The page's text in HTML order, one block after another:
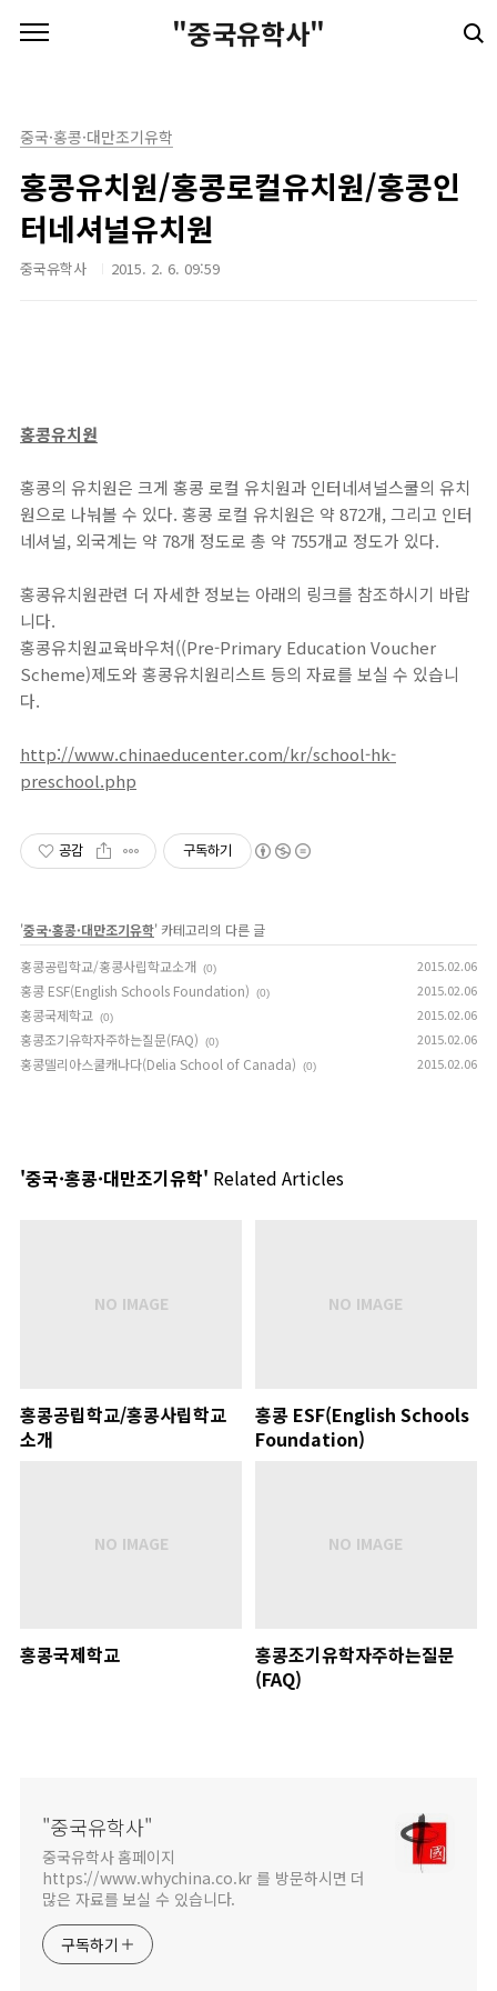
"중국유학사"
중국·홍콩·대만조기유학
홍콩유치원/홍콩로컬유치원/홍콩인
터네셔널유치원
중국유학사 2015. 2. 6. 09:59
홍콩유치원
홍콩의 유치원은 크게 홍콩 로컬 유치원과 인터네셔널스쿨의 유치
원으로 나눠볼 수 있다. 홍콩 로컬 유치원은 약 872개, 그리고 인터
네셔널, 외국계는 약 78개 정도로 총 약 755개교 정도가 있다.
홍콩유치원관련 더 자세한 정보는 아래의 링크를 참조하시기 바랍
니다.
홍콩유치원교육바우처((Pre-Primary Education Voucher
Scheme)제도와 홍콩유치원리스트 등의 자료를 보실 수 있습니
다.
http://www.chinaeducenter.com/kr/school-hk-
preschool.php
공감 구독하기
'중국·홍콩·대만조기유학' 카테고리의 다른 글
홍콩공립학교/홍콩사립학교소개 (0) 2015.02.06
홍콩 ESF(English Schools Foundation) (0) 2015.02.06
홍콩국제학교 (0) 2015.02.06
홍콩조기유학자주하는질문(FAQ) (0) 2015.02.06
홍콩델리아스쿨캐나다(Delia School of Canada) (0) 2015.02.06
'중국·홍콩·대만조기유학' Related Articles
홍콩공립학교/홍콩사립학교
소개
홍콩 ESF(English Schools
Foundation)
홍콩국제학교
홍콩조기유학자주하는질문
(FAQ)
"중국유학사"
중국유학사 홈페이지
https://www.whychina.co.kr 를 방문하시면 더
많은 자료를 보실 수 있습니다.
구독하기